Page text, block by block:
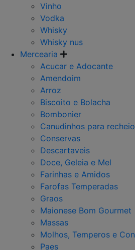
Vinho
Vodka
Whisky
Whisky nus
Mercearia
Acucar e Adocante
Amendoim
Arroz
Biscoito e Bolacha
Bombonier
Canudinhos para recheio
Conservas
Descartaveis
Doce, Geleia e Mel
Farinhas e Amidos
Farofas Temperadas
Graos
Maionese Bom Gourmet
Massas
Molhos, Temperos e
Paes